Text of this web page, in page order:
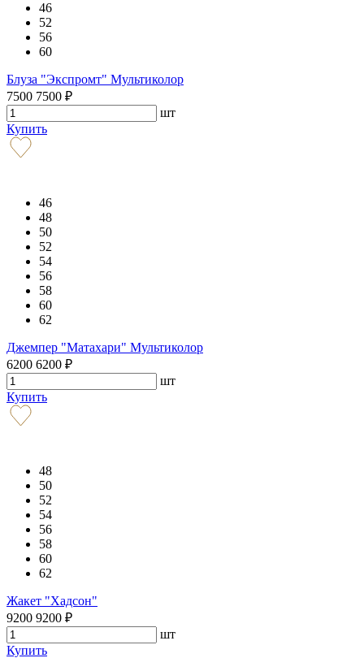
46
52
56
60
Блуза "Экспромт" Мультиколор
7500 7500 ₽
шт
Купить
46
48
50
52
54
56
58
60
62
Джемпер "Матахари" Мультиколор
6200 6200 ₽
шт
Купить
48
50
52
54
56
58
60
62
Жакет "Хадсон"
9200 9200 ₽
шт
Купить